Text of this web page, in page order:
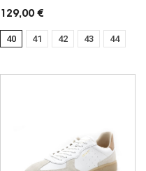
129,00 €
40 41 42 43 44